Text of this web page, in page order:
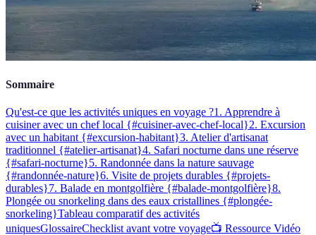
Sommaire
Qu'est-ce que les activités uniques en voyage ?1. Apprendre à
cuisiner avec un chef local {#cuisiner-avec-chef-local}2. Excursion
avec un habitant {#excursion-habitant}3. Atelier d'artisanat
traditionnel {#atelier-artisanat}4. Safari nocturne dans une réserve
{#safari-nocturne}5. Randonnée dans la nature sauvage
{#randonnée-nature}6. Visite de projets durables {#projets-
durables}7. Balade en montgolfière {#balade-montgolfière}8.
Plongée ou snorkeling dans des eaux cristallines {#plongée-
snorkeling}Tableau comparatif des activités
uniquesGlossaireChecklist avant votre voyage📺 Ressource Vidéo